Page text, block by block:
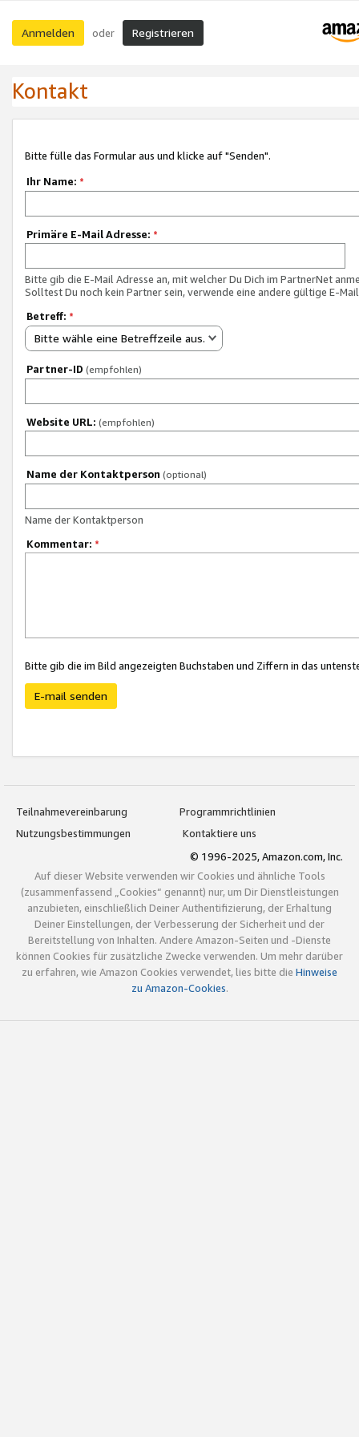
Anmelden oder Registrieren
Kontakt
Bitte fülle das Formular aus und klicke auf "Senden".
Ihr Name: *
Primäre E-Mail Adresse: *
Bitte gib die E-Mail Adresse an, mit welcher Du Dich im PartnerNet
Solltest Du noch kein Partner sein, verwende eine andere gültige E-
Betreff: *
Bitte wähle eine Betreffzeile aus.
Partner-ID (empfohlen)
Website URL: (empfohlen)
Name der Kontaktperson (optional)
Name der Kontaktperson
Kommentar: *
Bitte gib die im Bild angezeigten Buchstaben und Ziffern in das
E-mail senden
Teilnahmevereinbarung
Programmrichtlinien
Nutzungsbestimmungen
Kontaktiere uns
© 1996-2025, Amazon.com, Inc.
Auf dieser Website verwenden wir Cookies und ähnliche Tools
(zusammenfassend „Cookies“ genannt) nur, um Dir Dienstleistungen
anzubieten, einschließlich Deiner Authentifizierung, der Erhaltung
Deiner Einstellungen, der Verbesserung der Sicherheit und der
Bereitstellung von Inhalten. Andere Amazon-Seiten und -Dienste
können Cookies für zusätzliche Zwecke verwenden. Um mehr darüber
zu erfahren, wie Amazon Cookies verwendet, lies bitte die Hinweise
zu Amazon-Cookies.